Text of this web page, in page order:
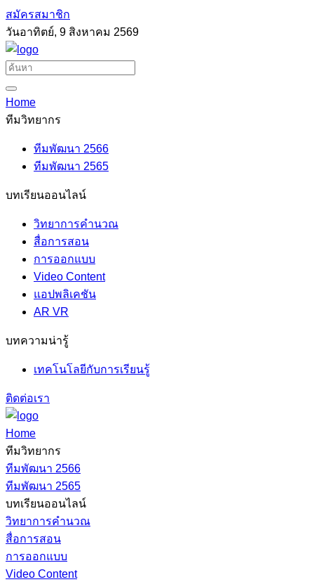
สมัครสมาชิก
วันอาทิตย์, 9 สิงหาคม 2569
Home
ทีมวิทยากร
ทีมพัฒนา 2566
ทีมพัฒนา 2565
บทเรียนออนไลน์
วิทยาการคำนวณ
สื่อการสอน
การออกแบบ
Video Content
แอปพลิเคชัน
AR VR
บทความน่ารู้
เทคโนโลยีกับการเรียนรู้
ติดต่อเรา
Home
ทีมวิทยากร
ทีมพัฒนา 2566
ทีมพัฒนา 2565
บทเรียนออนไลน์
วิทยาการคำนวณ
สื่อการสอน
การออกแบบ
Video Content